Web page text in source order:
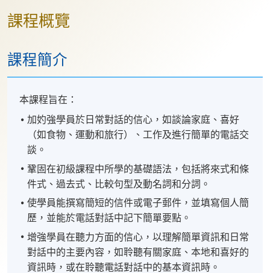
課程概覽
課程簡介
本課程旨在：
加妁強學員於日常對話的信心，如談論家庭、喜好
（如食物、運動和旅行）、工作及進行簡單的電話交
談。
鞏固在初級課程中所學的基礎語法，包括將來式和條
件式、過去式、比較句型及動名詞和分詞。
使學員能撰寫簡短的信件或電子郵件，並填寫個人簡
歷，並能於電話對話中記下簡單要點。
增強學員在聽力方面的信心，以理解簡單資訊和日常
對話中的主要內容，如聆聽有關家庭、本地和喜好的
資訊時，或在聆聽電話對話中的基本資訊時。